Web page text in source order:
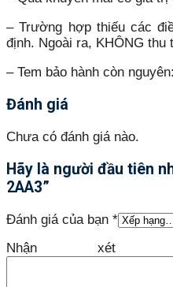
– Trường hợp thiếu các
định. Ngoài ra, KHÔNG thu
– Tem bảo hành còn
Đánh giá
Chưa có đánh giá nào.
Hãy là người đầu tiên
2AA3”
Đánh giá của bạn *
Nhận